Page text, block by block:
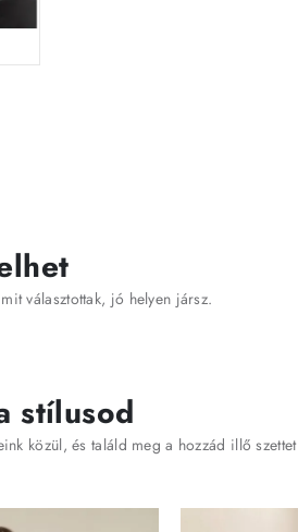
választottak, jó helyen jársz.
stílusod
közül, és találd meg a hozzád illő szettet